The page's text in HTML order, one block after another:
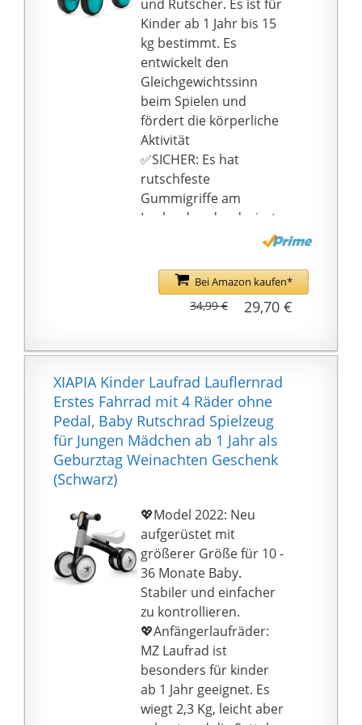
verwenden wir
ausschließlich
wasserbasierende
Farben die
unbedenklich sind.
Sämtliche
Holzspielwaren werden
zudem regelmäßig
durch unabhängige
Prüfinstitute getestet.
Eichhorn -
Tradition - seit über 70
Jahren fertigen wir
Qualitäts-Holzspielzeug.
Pädagogisch wertvoll
Produkte durch
Fühlen, Stapeln,
Stecken, Schieben und
Schrauben die Motorik
und Kreativität vom
frühesten Kindesalter
und Rutscher. Es ist für
Kinder ab 1 Jahr bis 15
kg bestimmt. Es
entwickelt den
Gleichgewichtssinn
beim Spielen und
fördert die körperliche
Aktivität
✅SICHER: Es hat
rutschfeste
Gummigriffe am
Lenkrad und reduziert
Risiko von Stürzen und
unkontrolliertem,
starkem Lenken
ENTWICKLUNG: Das
CUTIE Minidreirad-
Rutscher entwickelt
beim Spielen den
Gleichgewichtssinn und
fördert die körperliche
Aktivität. Es verbessert
Fähigkeiten und lässt
sich leicht an die
Fähigkeiten des Kindes
anpassen
✅KOMFORTABEL: CUTIE
hat einen weichen,
verstellbaren Sattel (26
bis 28 cm). Sie können
die Fahrradstruktur
leicht an die Größe
Ihres Kleinen anpassen
Bei Amazon kaufen*
29,70 €
34,99 €
XIAPIA Kinder Laufrad Lauflernrad
Erstes Fahrrad mit 4 Räder ohne
Pedal, Baby Rutschrad Spielzeug
für Jungen Mädchen ab 1 Jahr als
Geburztag Weinachten Geschenk
(Schwarz)
💖Model 2022: Neu
aufgerüstet mit
größerer Größe für 10 -
36 Monate Baby.
Stabiler und einfacher
zu kontrollieren.
💖Anfängerlaufräder:
MZ Laufrad ist
besonders für kinder
ab 1 Jahr geeignet. Es
wiegt 2,3 Kg, leicht aber